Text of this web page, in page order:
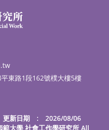
東路1段162號樸大樓5樓
更新日期 : 2026/08/06
大學 社會工作學研究所 All